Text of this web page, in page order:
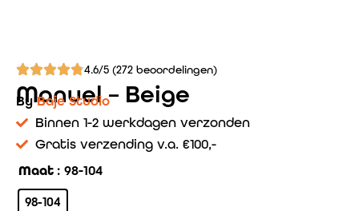
4.6/5 (272 beoordelingen)
Manuel – Beige
ByBaje Studio
Binnen 1-2 werkdagen verzonden
Gratis verzending v.a. €100,-
Maat : 98-104
98-104